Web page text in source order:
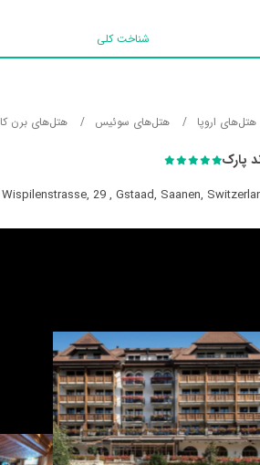
شناخت کلی
هتل‌های اروپا هتل‌های سوئیس هتل‌های برن
پارک
Wispilenstrasse, 29 , Gstaad, Saanen,